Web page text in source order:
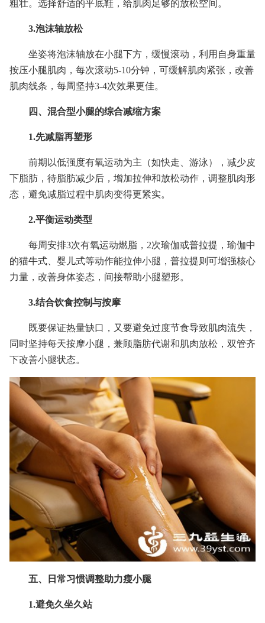
粗壮。选择舒适的平底鞋，给肌肉足够的放松空间。
3.泡沫轴放松
坐姿将泡沫轴放在小腿下方，缓慢滚动，利用自身重量
按压小腿肌肉，每次滚动5-10分钟，可缓解肌肉紧张，改善
肌肉线条，每周坚持3-4次效果更佳。
四、混合型小腿的综合减缩方案
1.先减脂再塑形
前期以低强度有氧运动为主（如快走、游泳），减少皮
下脂肪，待脂肪减少后，增加拉伸和放松动作，调整肌肉形
态，避免减脂过程中肌肉变得更紧实。
2.平衡运动类型
每周安排3次有氧运动燃脂，2次瑜伽或普拉提，瑜伽中
的猫牛式、婴儿式等动作能拉伸小腿，普拉提则可增强核心
力量，改善身体姿态，间接帮助小腿塑形。
3.结合饮食控制与按摩
既要保证热量缺口，又要避免过度节食导致肌肉流失，
同时坚持每天按摩小腿，兼顾脂肪代谢和肌肉放松，双管齐
下改善小腿状态。
五、日常习惯调整助力瘦小腿
1.避免久坐久站